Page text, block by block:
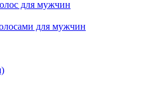
для мужчин
для мужчин